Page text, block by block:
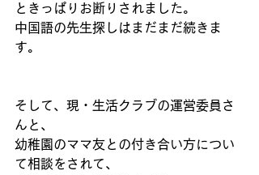
ときっぱりお断りされました。
中国語の先生探しはまだまだ続きま
す。
そして、現・生活クラブの運営委員さ
んと、
幼稚園のママ友との付き合い方につい
て相談をされて、